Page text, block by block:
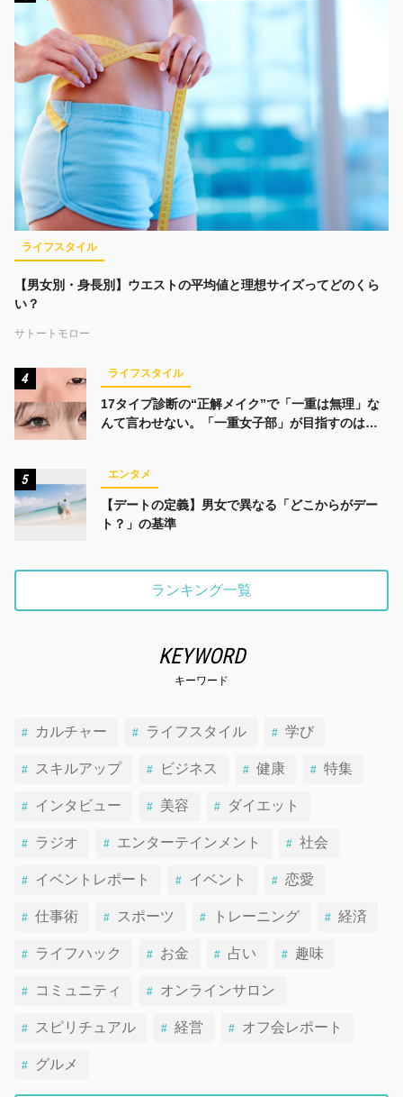
ライフスタイル
【男女別・身長別】ウエストの平均値と理想サイズってどのくら
い？
サトートモロー
4 ライフスタイル
17タイプ診断の“正解メイク”で「一重は無理」な
んて言わせない。「一重女子部」が目指すのは、
5 エンタメ
【デートの定義】男女で異なる「どこからがデー
ト？」の基準
ランキング一覧
KEYWORD
キーワード
カルチャー ライフスタイル 学び
スキルアップ ビジネス 健康 特集
インタビュー 美容 ダイエット
ラジオ エンターテインメント 社会
イベントレポート イベント 恋愛
仕事術 スポーツ トレーニング 経済
ライフハック お金 占い 趣味
コミュニティ オンラインサロン
スピリチュアル 経営 オフ会レポート
グルメ